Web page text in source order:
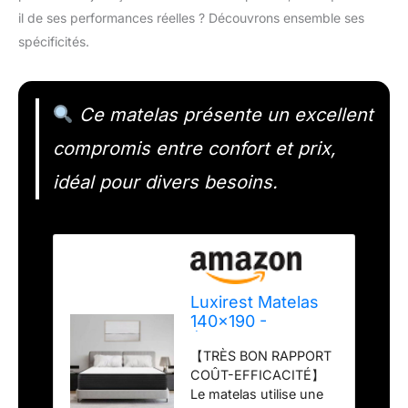
il de ses performances réelles ? Découvrons ensemble ses
spécificités.
Ce matelas présente un excellent
compromis entre confort et prix,
idéal pour divers besoins.
Luxirest Matelas
140x190 -
Matelas en
Mousse - Matelas
Ergonomique
【TRÈS BON RAPPORT
COÛT-EFFICACITÉ】
Le matelas utilise une